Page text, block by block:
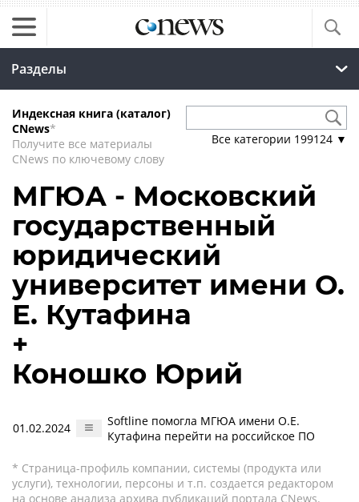
Разделы
Индексная книга (каталог)
CNews*
Получите все материалы
CNews по ключевому слову
Все категории 199124 ▼
МГЮА - Московский
государственный
юридический
университет имени О.
Е. Кутафина
+
Коношко Юрий
01.02.2024
Softline помогла МГЮА имени О.Е.
Кутафина перейти на российское ПО
* Страница-профиль компании, системы (продукта или
услуги), технологии, персоны и т.п. создается редактором
на основе анализа архива публикаций портала CNews.